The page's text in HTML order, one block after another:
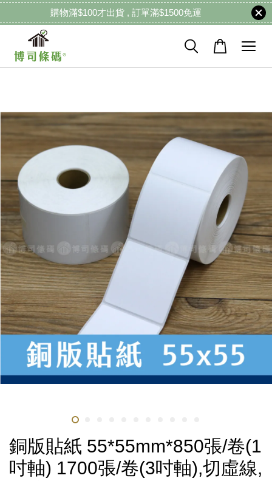
購物滿$100才出貨 , 訂單滿$1500免運
銅版貼紙 55*55mm*850張/卷(1
吋軸) 1700張/卷(3吋軸),切虛線,